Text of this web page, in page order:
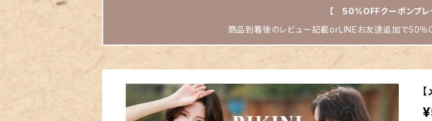
【 50%OFFクーポンプレ
商品到着後のレビュー記載orLINEお友達追加で50％